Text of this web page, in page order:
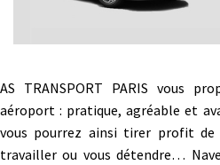
AS TRANSPORT PARIS vous
aéroport : pratique, agréable et
vous pourrez ainsi tirer profit
travailler ou vous détendre…